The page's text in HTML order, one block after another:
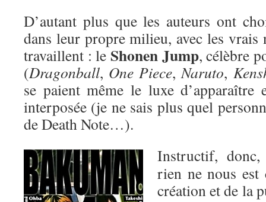
D’autant plus que les auteurs ont
dans leur propre milieu, avec les
travaillent : le Shonen Jump, célèbre
(Dragonball, One Piece,Naruto,
se paient même le luxe d’apparaître
interposée (je ne sais plus quel
de Death Note…).
Instructif, donc,
rien ne nous est
création et de la